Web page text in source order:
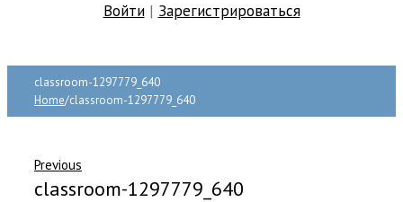
Войти| Зарегистрироваться
classroom-1297779_640
Home/classroom-1297779_640
Previous
classroom-1297779_640